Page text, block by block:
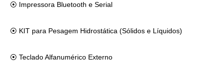
⦿ Impressora Bluetooth e Serial
⦿ KIT para Pesagem Hidrostática (Sólidos e Líquidos)
⦿ Teclado Alfanumérico Externo